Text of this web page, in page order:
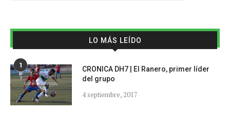
LO MÁS LEÍDO
1
CRONICA DH7 | El Ranero, primer líder
del grupo
4 septiembre, 2017